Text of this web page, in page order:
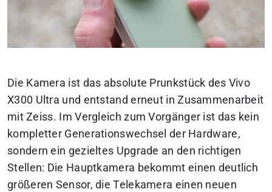
Die Kamera ist das absolute Prunkstück des Vivo
X300 Ultra und entstand erneut in Zusammenarbeit
mit Zeiss. Im Vergleich zum Vorgänger ist das kein
kompletter Generationswechsel der Hardware,
sondern ein gezieltes Upgrade an den richtigen
Stellen: Die Hauptkamera bekommt einen deutlich
größeren Sensor, die Telekamera einen neuen